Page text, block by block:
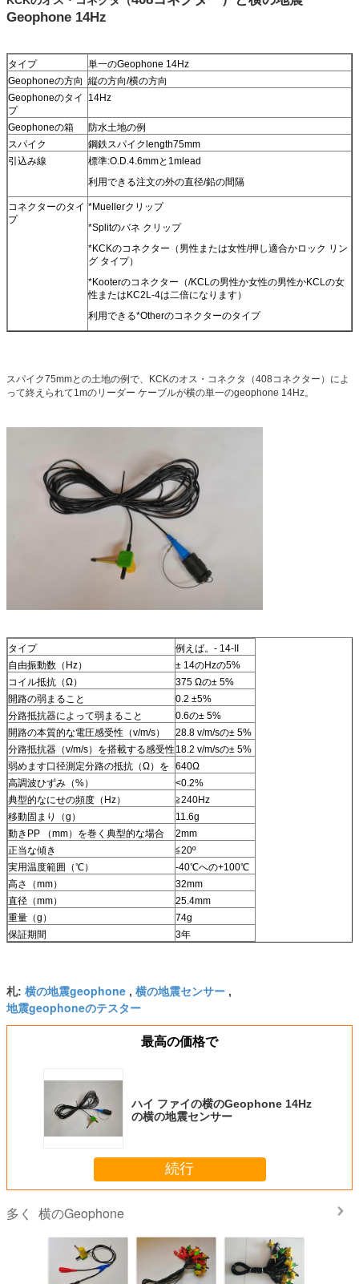
Geophone 14Hz
タイプ
単一のGeophone 14Hz
Geophoneの方向 縦の方向/横の方向
Geophoneのタイ
プ
14Hz
Geophoneの箱
防水土地の例
スパイク
鋼鉄スパイクlength75mm
引込み線
標準:O.D.4.6mmと1mlead
利用できる注文の外の直径/鉛の間隔
コネクターのタイ
プ
*Muellerクリップ
*Splitのバネ クリップ
*KCKのコネクター（男性または女性/押し適合かロック リン
グ タイプ）
*Kooterのコネクター（/KCLの男性か女性の男性かKCLの女
性またはKC2L-4は二倍になります）
利用できる*Otherのコネクターのタイプ
スパイク75mmとの土地の例で、KCKのオス・コネクタ（408コネクター）によ
って終えられて1mのリーダー ケーブルが横の単一のgeophone 14Hz。
タイプ
例えば。- 14-II
自由振動数（Hz）
± 14のHzの5%
コイル抵抗（Ω）
375 Ωの± 5%
開路の弱まること
0.2 ±5%
分路抵抗器によって弱まること
0.6の± 5%
開路の本質的な電圧感受性（v/m/s）
28.8 v/m/sの± 5%
分路抵抗器（v/m/s）を搭載する感受性18.2 v/m/sの± 5%
弱めます口径測定分路の抵抗（Ω）を
640Ω
高調波ひずみ（%）
<0.2%
典型的なにせの頻度（Hz）
≧240Hz
移動固まり（g）
11.6g
動きPP （mm）を巻く典型的な場合
2mm
正当な傾き
≦20º
実用温度範囲（℃）
-40℃への+100℃
高さ（mm）
32mm
直径（mm）
25.4mm
重量（g）
74g
保証期間
3年
札: 横の地震geophone , 横の地震センサー ,
地震geophoneのテスター
最高の価格で
ハイ ファイの横のGeophone 14Hz
の横の地震センサー
続行
多く 横のGeophone